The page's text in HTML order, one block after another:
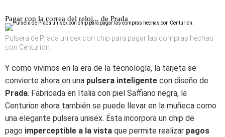
Pagar con la correa del reloj... de Prada
Pulsera de Prada unisex con chip para pagar las compras hechas
con Centurion.
Y como vivimos en la era de la tecnología, la tarjeta se
convierte ahora en una pulsera inteligente con diseño de
Prada. Fabricada en Italia con piel Saffiano negra, la
Centurion ahora también se puede llevar en la muñeca como
una elegante pulsera unisex. Ésta incorpora un chip de
pago imperceptible a la vista que permite realizar pagos